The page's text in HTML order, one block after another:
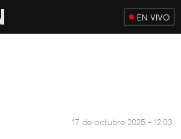
EN VIVO
17 de octubre 2025 - 12:03